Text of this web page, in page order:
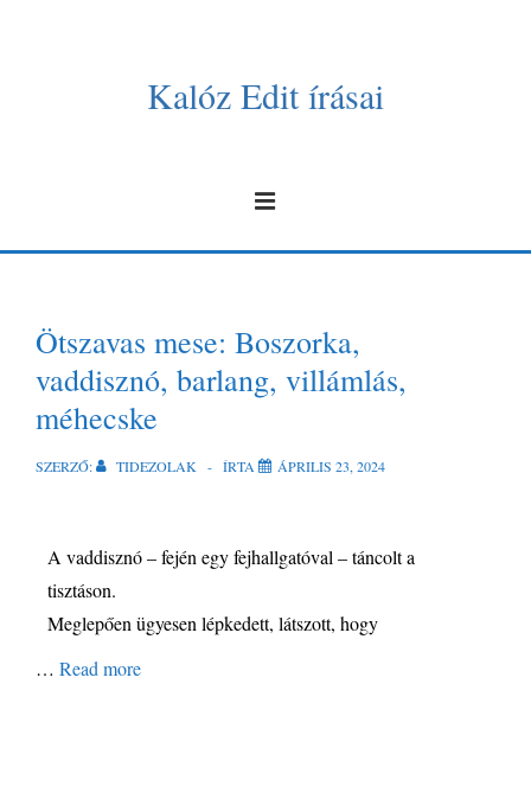
Kalóz Edit írásai
Ötszavas mese: Boszorka,
vaddisznó, barlang, villámlás,
méhecske
SZERZŐ: TIDEZOLAK ÍRTA ÁPRILIS 23, 2024
A vaddisznó – fején egy fejhallgatóval – táncolt a
tisztáson.
Meglepően ügyesen lépkedett, látszott, hogy
… Read more